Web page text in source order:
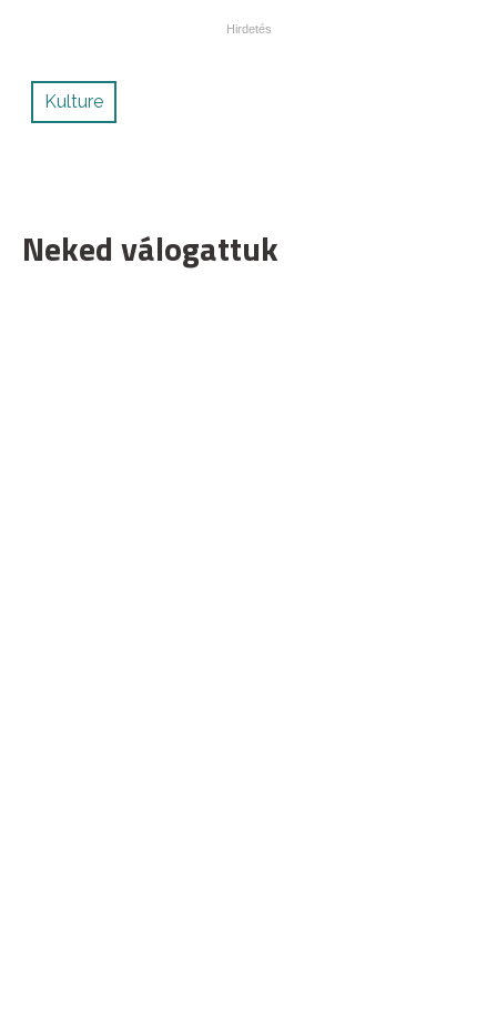
Kulture
Neked válogattuk